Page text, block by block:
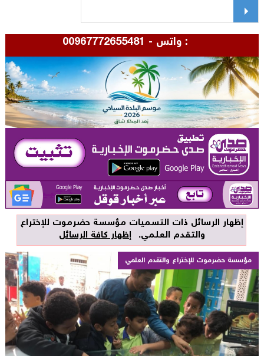
‏إظهار الرسائل ذات التسمياتمؤسسة حضرموت للإختراع
والتقدم العلمي. إظهار كافة الرسائل
مؤسسة حضرموت للإختراع والتقدم العلمي